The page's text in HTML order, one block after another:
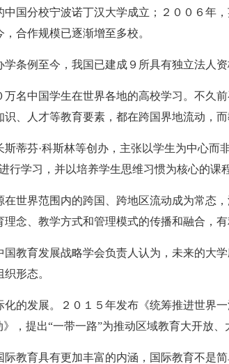
国分校宁波诺丁汉大学成立；２００６
合作规模已逐渐增至多校。
条例至今，我国已建成９所具有独立法人
名中国学生在世界各地的高校学习。不久
、人才等教育要素，都在跨国界地流动，
蒂芬·科斯林等创办，主张以学生为中心
行学习，并以培养学生思维习惯为核心的课
世界范围内的跨国、跨地区流动成为常态
念、教学方式和管理模式的传播和融合，
教育发展战略学会负责人认为，未来的大
形态。
的发展。２０１５年发布《统筹推进世界
，提出“一带一路”为推动区域教育大开放、
教育具有更加丰富的内涵，国际教育不是